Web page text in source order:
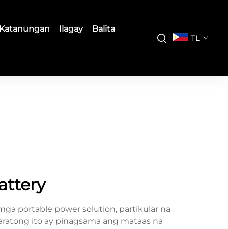
Ilagay
Balita
TL
portable power solution, partikular na
ito ay pinagsama ang mataas na